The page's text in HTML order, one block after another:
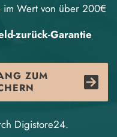
im Wert von über 200€
zurück-Garantie
ZUM
Digistore24.